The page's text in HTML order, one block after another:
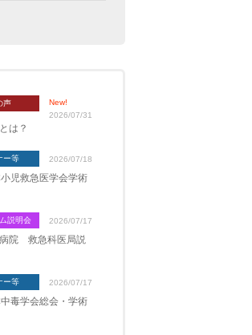
声
New!
2026/07/31
は？
ー等 2026/07/18
児救急医学会学術
説明会 2026/07/17
院 救急科医局説
ー等 2026/07/17
毒学会総会・学術